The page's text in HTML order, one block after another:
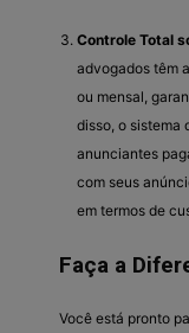
Controle Total
advogados têm
ou mensal,
disso, o sistema
anunciantes
com seus
em termos de
Faça a
Você está pronto